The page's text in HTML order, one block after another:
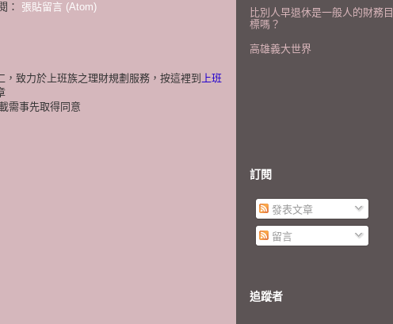
： 張貼留言 (Atom)
，致力於上班族之理財規劃服務，按這裡到 上班
需事先取得同意
比別人早退休是一般人的財務目
標嗎？
高雄義大世界
訂閱
發表文章
留言
追蹤者